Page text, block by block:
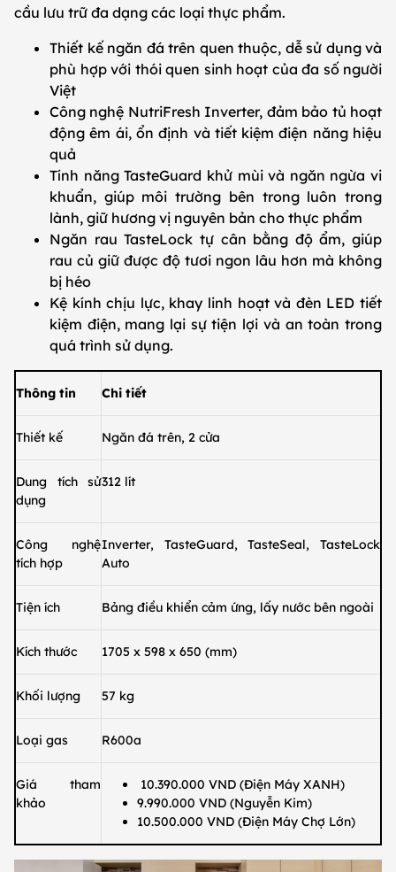
cầu lưu trữ đa dạng các loại thực phẩm.
Thiết kế ngăn đá trên quen thuộc, dễ sử dụng và
phù hợp với thói quen sinh hoạt của đa số người
Việt
Công nghệ NutriFresh Inverter, đảm bảo tủ hoạt
động êm ái, ổn định và tiết kiệm điện năng hiệu
quả
Tính năng TasteGuard khử mùi và ngăn ngừa vi
khuẩn, giúp môi trường bên trong luôn trong
lành, giữ hương vị nguyên bản cho thực phẩm
Ngăn rau TasteLock tự cân bằng độ ẩm, giúp
rau củ giữ được độ tươi ngon lâu hơn mà không
bị héo
Kệ kính chịu lực, khay linh hoạt và đèn LED tiết
kiệm điện, mang lại sự tiện lợi và an toàn trong
quá trình sử dụng.
Thông tin Chi tiết
Thiết kế Ngăn đá trên, 2 cửa
Dung tích sử
dụng
312 lít
Công nghệ
tích hợp
Inverter, TasteGuard, TasteSeal, TasteLock
Auto
Tiện ích Bảng điều khiển cảm ứng, lấy nước bên ngoài
Kích thước 1705 x 598 x 650 (mm)
Khối lượng 57 kg
Loại gas R600a
Giá tham
khảo
10.390.000 VND (Điện Máy XANH)
9.990.000 VND (Nguyễn Kim)
10.500.000 VND (Điện Máy Chợ Lớn)